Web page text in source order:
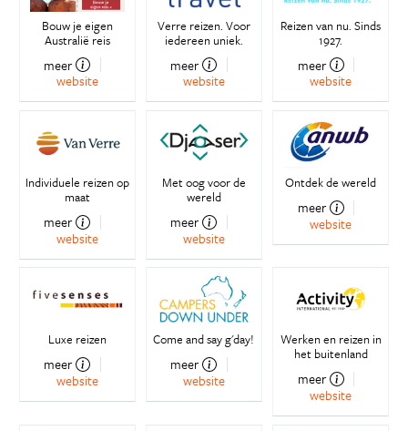
Bouw je eigen
Australië reis
meer
website
Verre reizen. Voor
iedereen uniek.
meer
website
Reizen van nu. Sinds
1927.
meer
website
Individuele reizen op
maat
meer
website
Met oog voor de
wereld
meer
website
Ontdek de wereld
meer
website
Luxe reizen
meer
website
Come and say g'day!
meer
website
Werken en reizen in
het buitenland
meer
website